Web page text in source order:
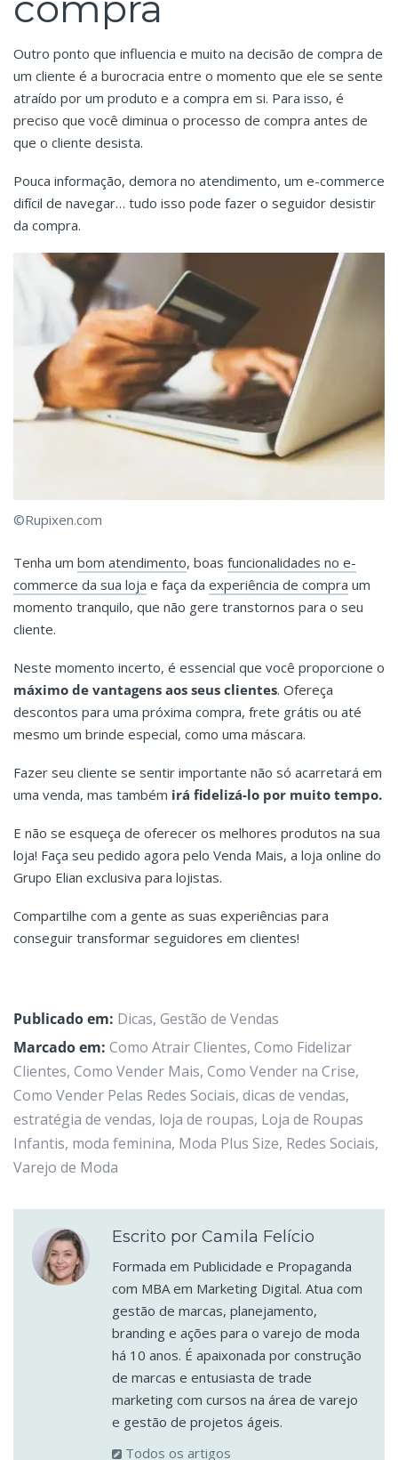
Outro ponto que influencia e muito na decisão de compra de
um cliente é a burocracia entre o momento que ele se sente
atraído por um produto e a compra em si. Para isso, é
preciso que você diminua o processo de compra antes de
que o cliente desista.
Pouca informação, demora no atendimento, um e-commerce
difícil de navegar… tudo isso pode fazer o seguidor desistir
da compra.
©Rupixen.com
Tenha um bom atendimento, boas funcionalidades no e-
commerce da sua loja e faça da experiência de compra um
momento tranquilo, que não gere transtornos para o seu
cliente.
Neste momento incerto, é essencial que você proporcione o
máximo de vantagens aos seus clientes. Ofereça
descontos para uma próxima compra, frete grátis ou até
mesmo um brinde especial, como uma máscara.
Fazer seu cliente se sentir importante não só acarretará em
uma venda, mas também irá fidelizá-lo por muito tempo.
E não se esqueça de oferecer os melhores produtos na sua
loja! Faça seu pedido agora pelo Venda Mais, a loja online do
Grupo Elian exclusiva para lojistas.
Compartilhe com a gente as suas experiências para
conseguir transformar seguidores em clientes!
Publicado em: Dicas, Gestão de Vendas
Marcado em: Como Atrair Clientes, Como Fidelizar
Clientes, Como Vender Mais, Como Vender na Crise,
Como Vender Pelas Redes Sociais, dicas de vendas,
estratégia de vendas, loja de roupas, Loja de Roupas
Infantis, moda feminina, Moda Plus Size, Redes Sociais,
Varejo de Moda
Escrito por Camila Felício
Formada em Publicidade e Propaganda
com MBA em Marketing Digital. Atua com
gestão de marcas, planejamento,
branding e ações para o varejo de moda
há 10 anos. É apaixonada por construção
de marcas e entusiasta de trade
marketing com cursos na área de varejo
e gestão de projetos ágeis.
Todos os artigos